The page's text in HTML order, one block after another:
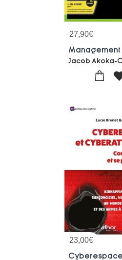
27,90€
23,00€